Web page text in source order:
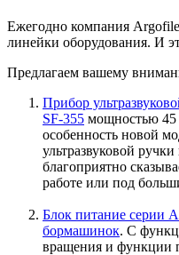
Ежегодно компания
линейки оборудования. И
Предлагаем вашему
Прибор
SF-355 мощностью 45
особенность новой
ультразвуковой
благоприятно
работе или под
Блок питание серии
бормашинок. С
вращения и функции